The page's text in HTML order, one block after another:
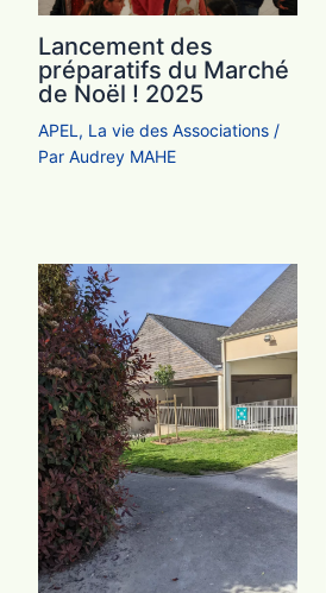
Lancement des
préparatifs du Marché
de Noël ! 2025
APEL , La vie des Associations/
Par Audrey MAHE